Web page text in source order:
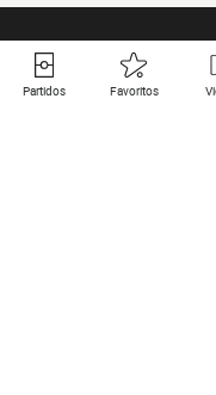
Partidos Favoritos